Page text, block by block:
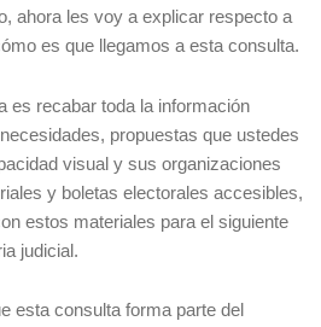
ahora les voy a explicar respecto a
es que llegamos a esta consulta.
es recabar toda la información
propuestas que ustedes
visual y sus organizaciones
y boletas electorales accesibles,
estos materiales para el siguiente
judicial.
esta consulta forma parte del